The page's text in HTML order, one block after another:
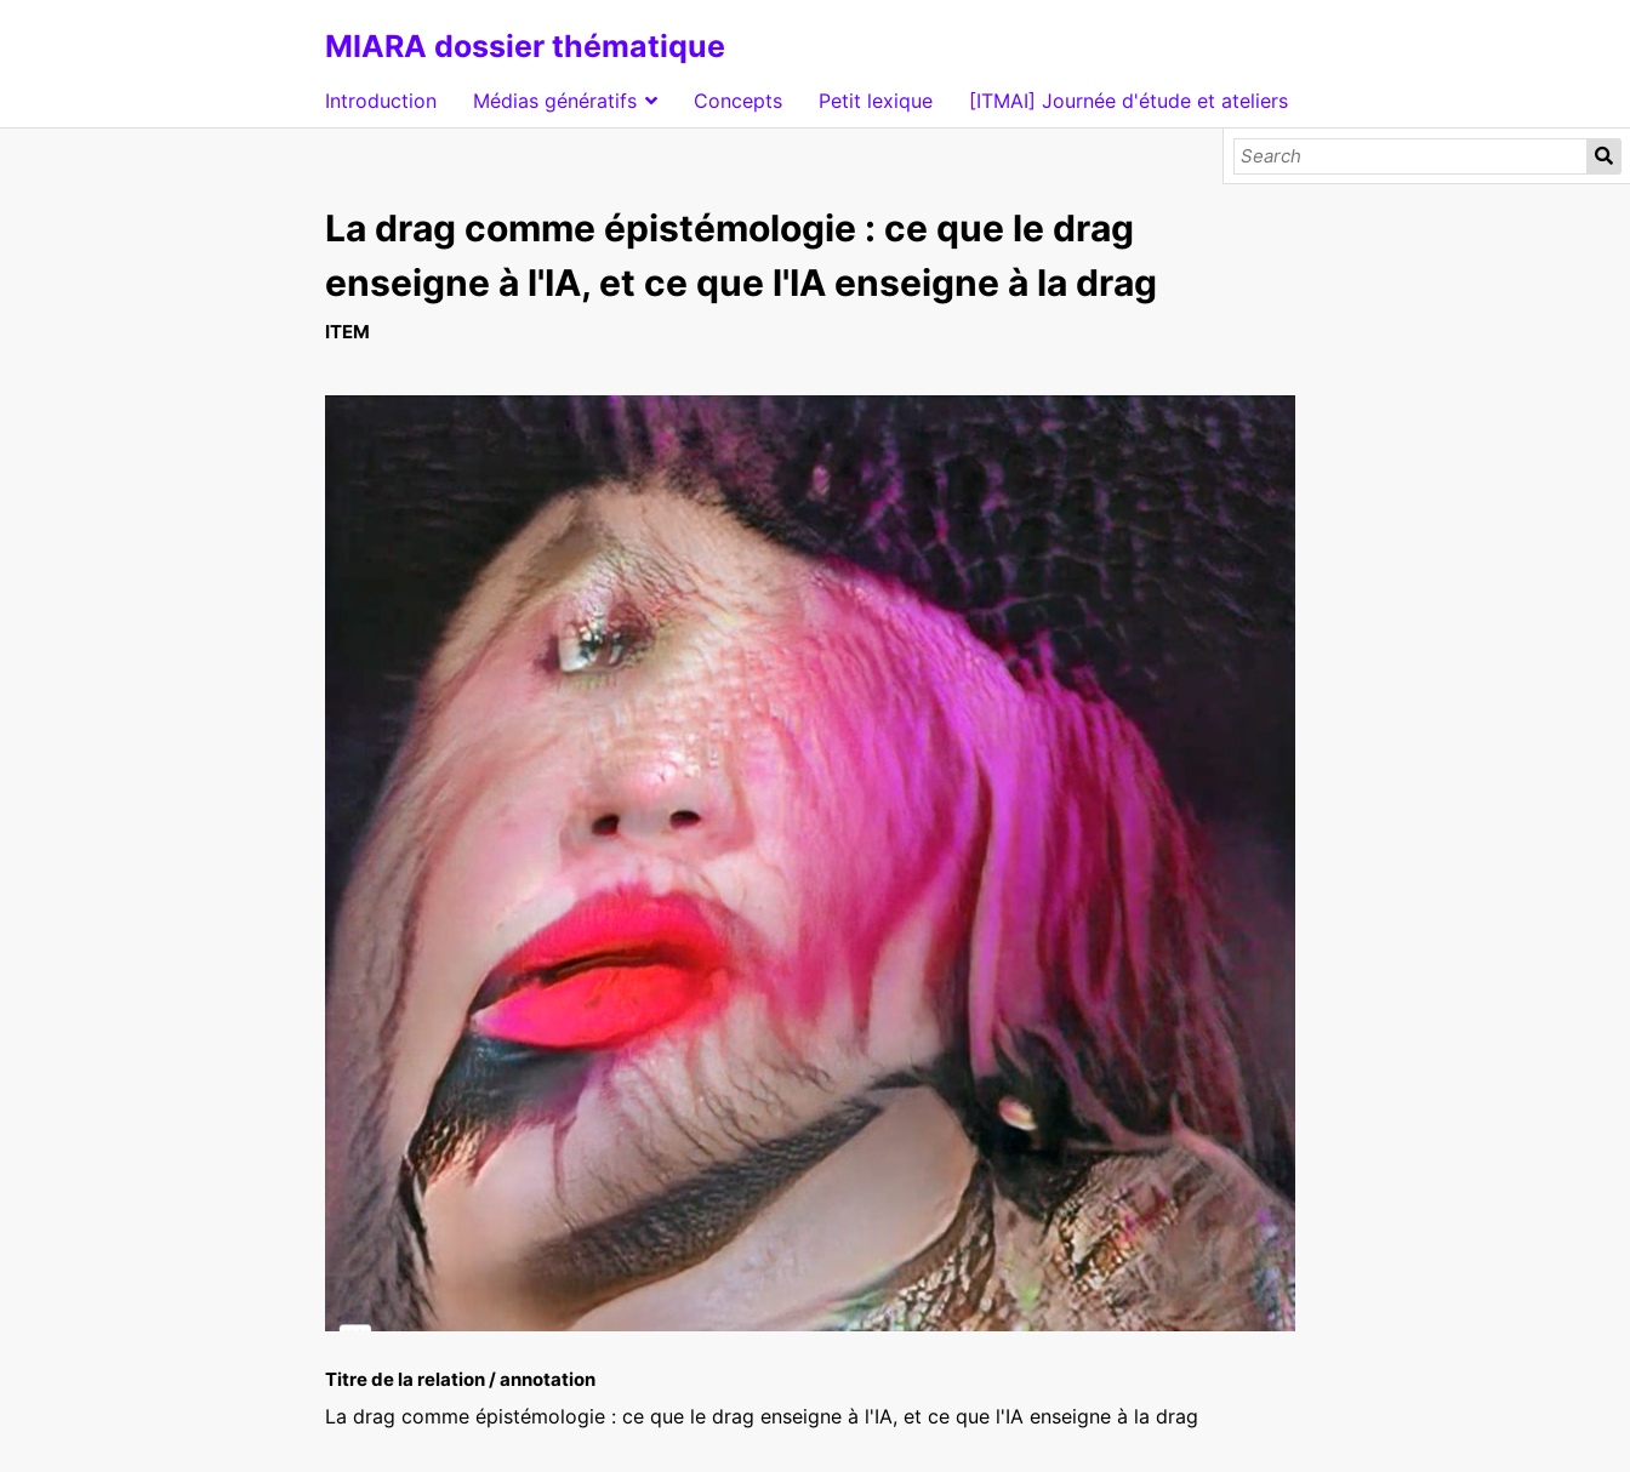
MIARA dossier thématique
Introduction Médias génératifs Concepts Petit lexique [ITMAI] Journée d'étude et ateliers
La drag comme épistémologie : ce que le drag
enseigne à l'IA, et ce que l'IA enseigne à la drag
ITEM
Titre de la relation / annotation
La drag comme épistémologie : ce que le drag enseigne à l'IA, et ce que l'IA enseigne à la drag